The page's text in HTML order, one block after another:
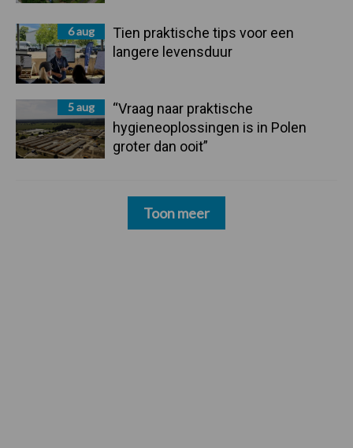
6 aug
Tien praktische tips voor een
langere levensduur
5 aug
“Vraag naar praktische
hygieneoplossingen is in Polen
groter dan ooit”
Toon meer